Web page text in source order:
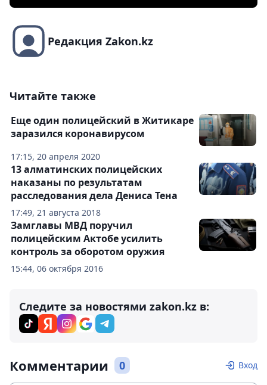
Редакция Zakon.kz
Читайте также
17:15, 20 апреля 2020
Еще один полицейский в Житикаре
заразился коронавирусом
17:49, 21 августа 2018
13 алматинских полицейских
наказаны по результатам
расследования дела Дениса Тена
15:44, 06 октября 2016
Замглавы МВД поручил
полицейским Актобе усилить
контроль за оборотом оружия
Следите за новостями zakon.kz в:
Комментарии 0 Вход